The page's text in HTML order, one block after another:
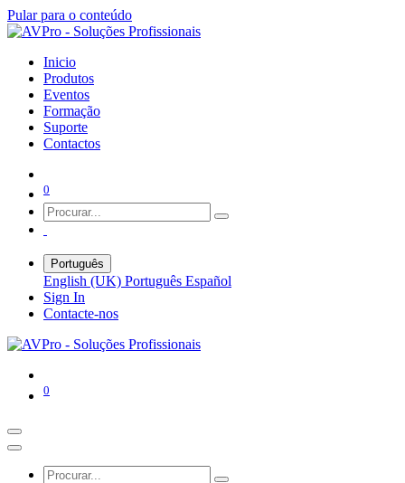
Pular para o conteúdo
Inicio
Produtos
Eventos
Formação
Suporte
Contactos
0
Português
English (UK) Português Español
Sign In
Contacte-nos
0